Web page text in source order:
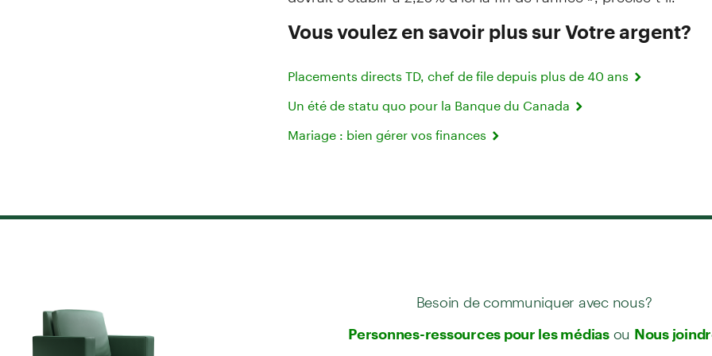
Vous voulez en savoir plus sur Votre argent?
Placements directs TD, chef de file depuis plus de 40 ans
Un été de statu quo pour la Banque du Canada
Mariage : bien gérer vos finances
Besoin de communiquer avec nous?
Personnes-ressources pour les médiasou Nous